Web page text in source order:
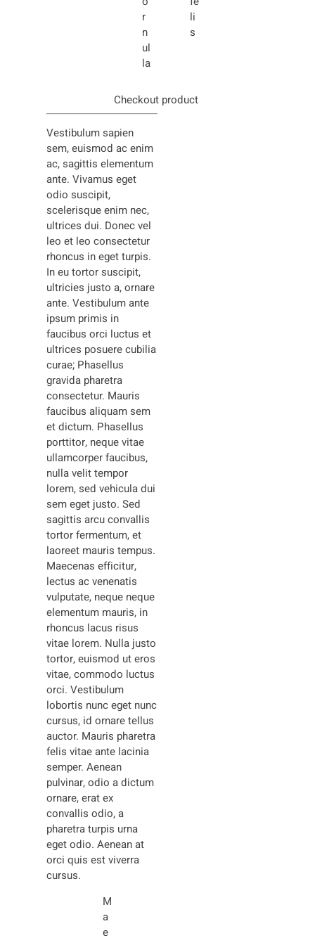
r
n
ul
la
li
s
Checkout product
Vestibulum sapien
sem, euismod ac enim
ac, sagittis elementum
ante. Vivamus eget
odio suscipit,
scelerisque enim nec,
ultrices dui. Donec vel
leo et leo consectetur
rhoncus in eget turpis.
In eu tortor suscipit,
ultricies justo a, ornare
ante. Vestibulum ante
ipsum primis in
faucibus orci luctus et
ultrices posuere cubilia
curae; Phasellus
gravida pharetra
consectetur. Mauris
faucibus aliquam sem
et dictum. Phasellus
porttitor, neque vitae
ullamcorper faucibus,
nulla velit tempor
lorem, sed vehicula dui
sem eget justo. Sed
sagittis arcu convallis
tortor fermentum, et
laoreet mauris tempus.
Maecenas efficitur,
lectus ac venenatis
vulputate, neque neque
elementum mauris, in
rhoncus lacus risus
vitae lorem. Nulla justo
tortor, euismod ut eros
vitae, commodo luctus
orci. Vestibulum
lobortis nunc eget nunc
cursus, id ornare tellus
auctor. Mauris pharetra
felis vitae ante lacinia
semper. Aenean
pulvinar, odio a dictum
ornare, erat ex
convallis odio, a
pharetra turpis urna
eget odio. Aenean at
orci quis est viverra
cursus.
M
a
e